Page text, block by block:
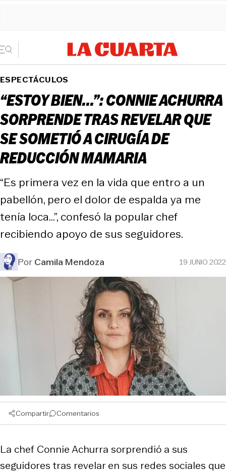
ESPECTÁCULOS
“ESTOY BIEN...”: CONNIE ACHURRA
SORPRENDE TRAS REVELAR QUE
SE SOMETIÓ A CIRUGÍA DE
REDUCCIÓN MAMARIA
“Es primera vez en la vida que entro a un
pabellón, pero el dolor de espalda ya me
tenía loca…”, confesó la popular chef
recibiendo apoyo de sus seguidores.
PorCamila Mendoza 19 JUNIO 2022
Compartir Comentarios
La chef Connie Achurra sorprendió a sus
seguidores tras revelar en sus redes sociales que